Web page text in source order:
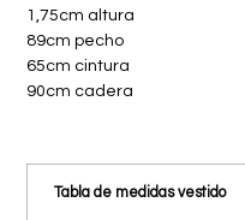
1,75cm altura
89cm pecho
65cm cintura
90cm cadera
Tabla de medidas vestido